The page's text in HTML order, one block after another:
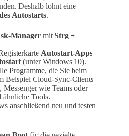
Deshalb lohnt eine
Autostarts.
Manager mit Strg +
Autostart-Apps
(unter Windows 10).
Programme, die Sie beim
Beispiel Cloud-Sync-Clients
wie Teams oder
ähnliche Tools.
anschließend neu und testen